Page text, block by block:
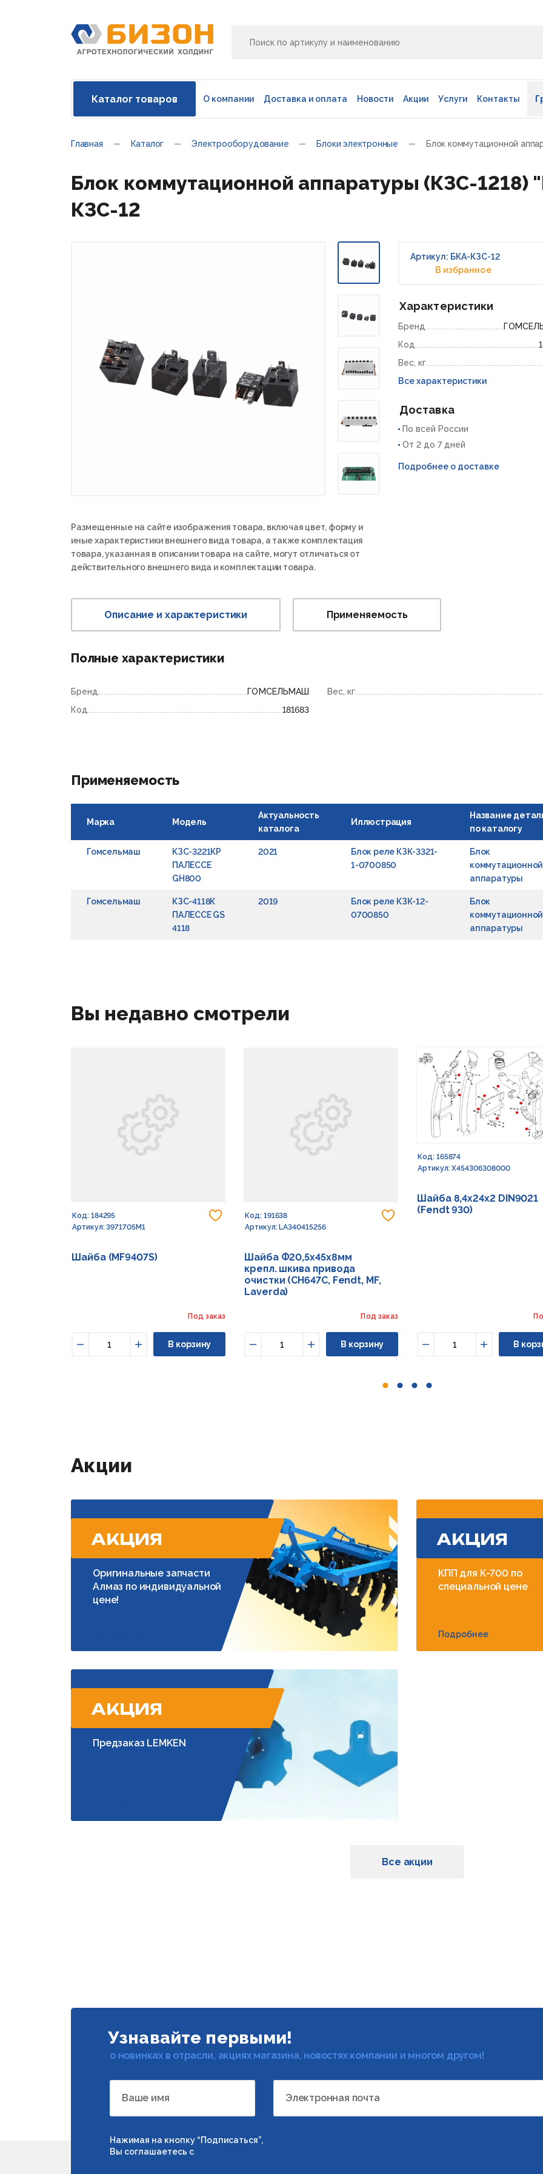
Каталог товаров О компании Доставка и оплата Новости Акции Услуги Контакты
Главная Каталог Электрооборудование Блоки электронные Блок коммутационной
Блок коммутационной аппаратуры (КЗС-
КЗС-12
Размещенные на сайте изображения товара, включая цвет, форму и
иные характеристики внешнего вида товара, а также комплектация
товара, указанная в описании товара на сайте, могут отличаться от
действительного внешнего вида и комплектации товара.
Артикул: БКА-КЗС-12
В избранное
Характеристики
Бренд
Код
Вес, кг
Все характеристики
Доставка
По всей России
От 2 до 7 дней
Подробнее о доставке
Описание и характеристики Применяемость
Полные характеристики
Бренд
ГОМСЕЛЬМАШ
Код
181683
Вес, кг
Применяемость
Марка Модель
Актуальность
каталога
Иллюстрация
Название
по каталогу
Гомсельмаш
КЗС-3221КР
ПАЛЕССЕ
GH800
2021
Блок реле КЗК-3321-
1-0700850
Блок
коммутационной
аппаратуры
Гомсельмаш
КЗС-4118К
ПАЛЕССЕ GS
4118
2019
Блок реле КЗК-12-
0700850
Блок
коммутационной
аппаратуры
Вы недавно смотрели
Добавить в избранное
Код: 184295
Артикул: 3971705M1
Шайба (MF9407S)
Под заказ
Увеличить
В корзину
Добавить в избранное
Код: 191638
Артикул: LA340415256
Шайба Ф20,5х45х8мм
крепл. шкива привода
очистки (CH647C, Fendt, MF,
Laverda)
Под заказ
Увеличить
В корзину
Код: 165874
Артикул: X454306308000
Шайба 8,4х24х2 DIN9021
(Fendt 930)
Увеличить
В
Акции
АКЦИЯ
Оригинальные запчасти
Алмаз по индивидуальной
цене!
АКЦИЯ
КПП для К-700 по
специальной цене
Подробнее
АКЦИЯ
Предзаказ LEMKEN
Все акции
Узнавайте первыми!
о новинках в отрасли, акциях магазина, новостях компании и многом другом!
Ваше имя Электронная почта
Нажимая на кнопку “Подписаться”,
Вы соглашаетесь с